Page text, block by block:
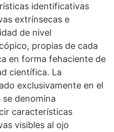
identificativas
extrínsecas e
de nivel
propias de cada
en forma fehaciente de
científica. La
exclusivamente en el
denomina
características
visibles al ojo